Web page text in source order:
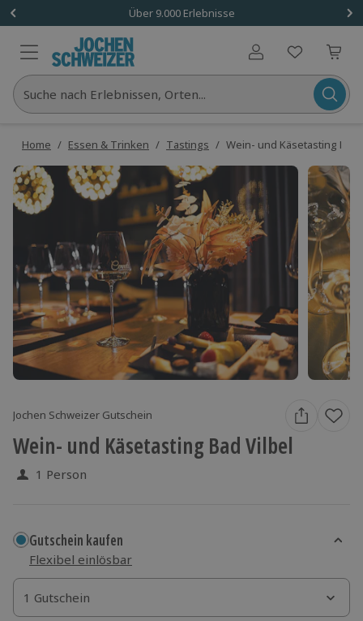
Über 9.000 Erlebnisse
Benutzerkonto
Suche nach Erlebnissen, Orten...
Home / Essen & Trinken / Tastings / Wein- und Käsetasting Bad
Jochen Schweizer Gutschein
Wein- und Käsetasting Bad Vilbel
1 Person
Gutschein kaufen
Flexibel einlösbar
1 Gutschein
1 Gutschein
1 Gutschein